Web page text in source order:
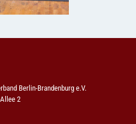
Berlin-Brandenburg e.V.
2